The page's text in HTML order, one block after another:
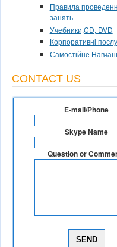
Правила
занять
Учебники,CD, DVD
Корпоративні
Самостійне
CONTACT US
E-mail/Phone
Skype Name
Question or